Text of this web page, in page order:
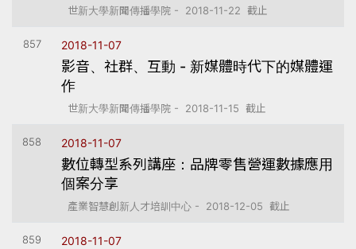
世新大學新聞傳播學院 - 2018-11-22 截止
857 2018-11-07
影音、社群、互動 - 新媒體時代下的媒體運
作
世新大學新聞傳播學院 - 2018-11-15 截止
858 2018-11-07
數位轉型系列講座：品牌零售營運數據應用
個案分享
產業智慧創新人才培訓中心 - 2018-12-05 截止
859 2018-11-07